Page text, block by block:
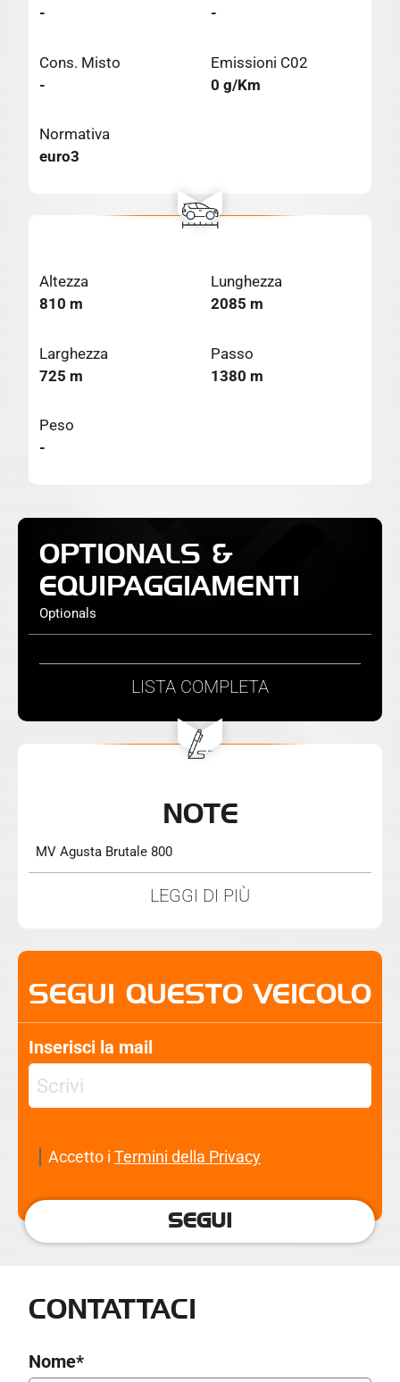
-
-
Cons. Misto
-
Emissioni C02
0 g/Km
Normativa
euro3
Altezza
810 m
Lunghezza
2085 m
Larghezza
725 m
Passo
1380 m
Peso
-
OPTIONALS &
EQUIPAGGIAMENTI
Optionals
LISTA COMPLETA
NOTE
MV Agusta Brutale 800
LEGGI DI PIÙ
SEGUI QUESTO VEICOLO
Inserisci la mail
Accetto i Termini della Privacy
SEGUI
CONTATTACI
Nome*